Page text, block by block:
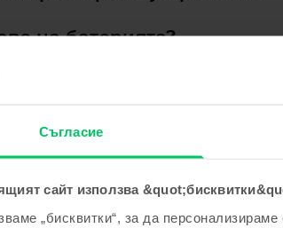
Съгласие
сайт използва
„бисквитки“, за да
на батерията?
кутията?
Сходни